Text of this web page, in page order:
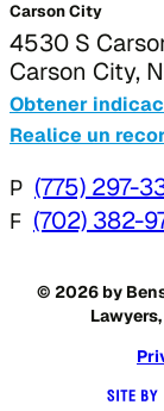
Carson City
4530 S
Carson City,
Obtener
Realice un
P (775) 297-
F (702) 382-
© 2026 by